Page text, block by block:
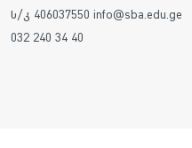
ს/კ 406037550 info@sba.edu.ge
032 240 34 40